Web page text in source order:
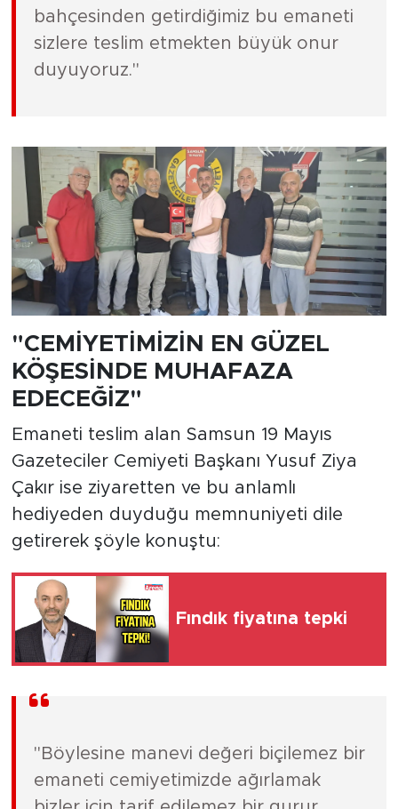
bahçesinden getirdiğimiz bu emaneti
sizlere teslim etmekten büyük onur
duyuyoruz."
​"CEMİYETİMİZİN EN GÜZEL
KÖŞESİNDE MUHAFAZA
EDECEĞİZ"
​Emaneti teslim alan Samsun 19 Mayıs
Gazeteciler Cemiyeti Başkanı Yusuf Ziya
Çakır ise ziyaretten ve bu anlamlı
hediyeden duyduğu memnuniyeti dile
getirerek şöyle konuştu:
Fındık fiyatına tepki
​"Böylesine manevi değeri biçilemez bir
emaneti cemiyetimizde ağırlamak